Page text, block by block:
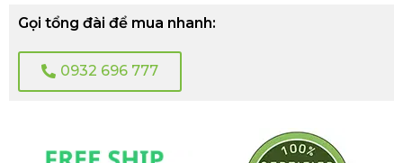
Gọi tổng đài để mua nhanh:
0932 696 777